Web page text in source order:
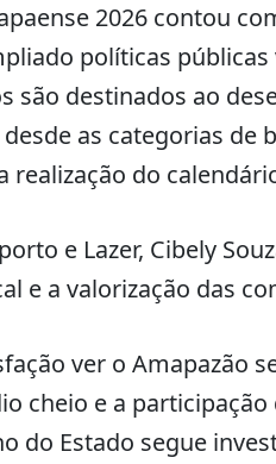
2026 contou
políticas
são destinados ao
as categorias de
realização do
e Lazer, Cibely
e a valorização das
ver o Amapazão
cheio e a
do Estado segue